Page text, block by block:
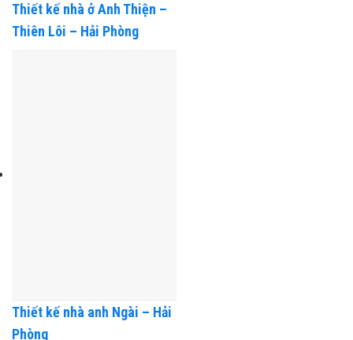
Thiết kế nhà ở Anh Thiện –
Thiết kế nhà anh Ngài – Hải